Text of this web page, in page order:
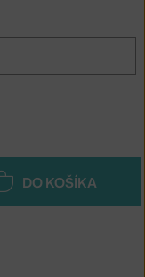
DO KOŠÍKA